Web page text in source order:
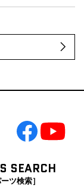
SEARCH
ーツ検索］